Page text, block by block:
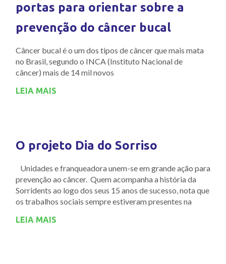
portas para orientar sobre a
prevenção do câncer bucal
Câncer bucal é o um dos tipos de câncer que mais mata
no Brasil, segundo o INCA (Instituto Nacional de
câncer) mais de 14 mil novos
LEIA MAIS
O projeto Dia do Sorriso
Unidades e franqueadora unem-se em grande ação para
prevenção ao câncer. Quem acompanha a história da
Sorridents ao logo dos seus 15 anos de sucesso, nota que
os trabalhos sociais sempre estiveram presentes na
LEIA MAIS